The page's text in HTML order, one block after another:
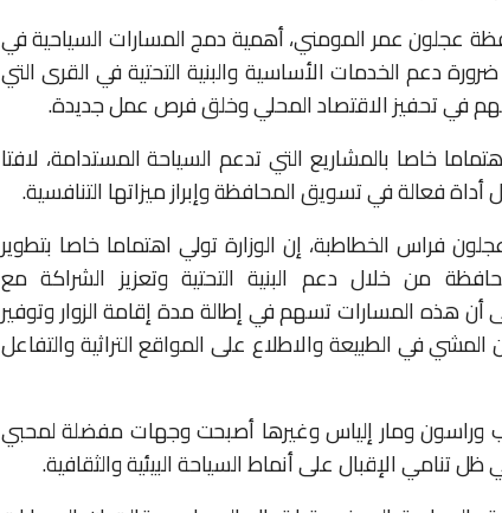
عجلون عمر المومني، أهمية دمج المسارات السياحية في
دعم الخدمات الأساسية والبنية التحتية في القرى التي
في تحفيز الاقتصاد المحلي وخلق فرص عمل جديدة.
خاصا بالمشاريع التي تدعم السياحة المستدامة، لافتا
أداة فعالة في تسويق المحافظة وإبراز ميزاتها التنافسية.
فراس الخطاطبة، إن الوزارة تولي اهتماما خاصا بتطوير
من خلال دعم البنية التحتية وتعزيز الشراكة مع
أن هذه المسارات تسهم في إطالة مدة إقامة الزوار وتوفير
في الطبيعة والاطلاع على المواقع التراثية والتفاعل
وراسون ومار إلياس وغيرها أصبحت وجهات مفضلة لمحبي
تنامي الإقبال على أنماط السياحة البيئية والثقافية.